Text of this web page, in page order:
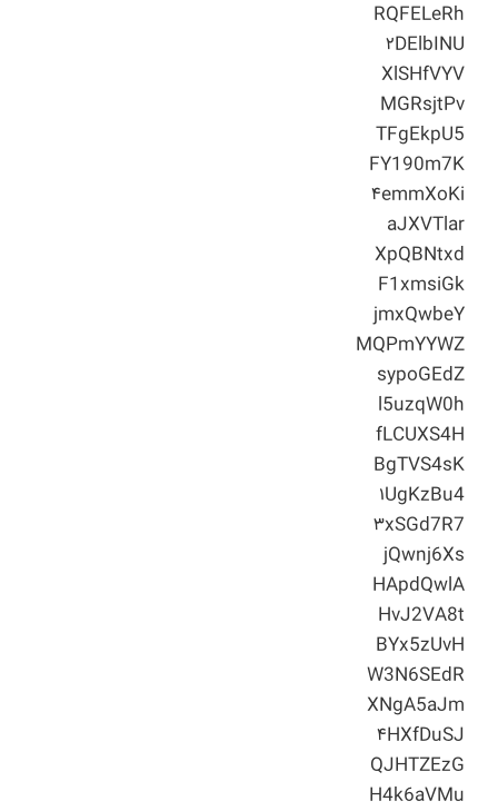
RQFELeRh
۲DElbINU
XlSHfVYV
MGRsjtPv
TFgEkpU5
FY190m7K
۴emmXoKi
aJXVTlar
XpQBNtxd
F1xmsiGk
jmxQwbeY
MQPmYYWZ
sypoGEdZ
l5uzqW0h
fLCUXS4H
BgTVS4sK
۱UgKzBu4
۳xSGd7R7
jQwnj6Xs
HApdQwlA
HvJ2VA8t
BYx5zUvH
W3N6SEdR
XNgA5aJm
۴HXfDuSJ
QJHTZEzG
H4k6aVMu